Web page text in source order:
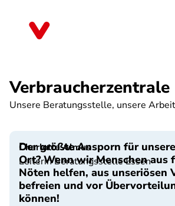
Verbraucherzentrale
Unsere Beratungsstelle, unsere Arbeit
Der größte Ansporn für
Ort? Wenn wir Menschen aus
Nöten helfen, aus unseriösen
befreien und vor
können!
Charlotte Almus
Leiterin Beratungsstelle Essen